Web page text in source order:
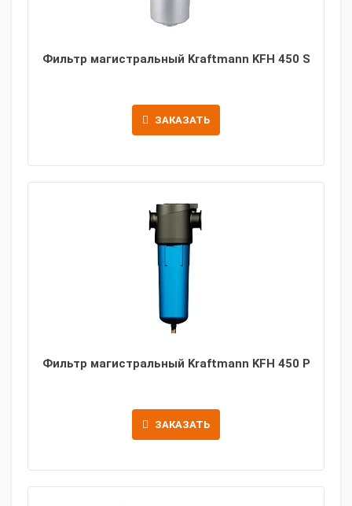
Фильтр магистральный Kraftmann KFH 450 S
ЗАКАЗАТЬ
Фильтр магистральный Kraftmann KFH 450 P
ЗАКАЗАТЬ